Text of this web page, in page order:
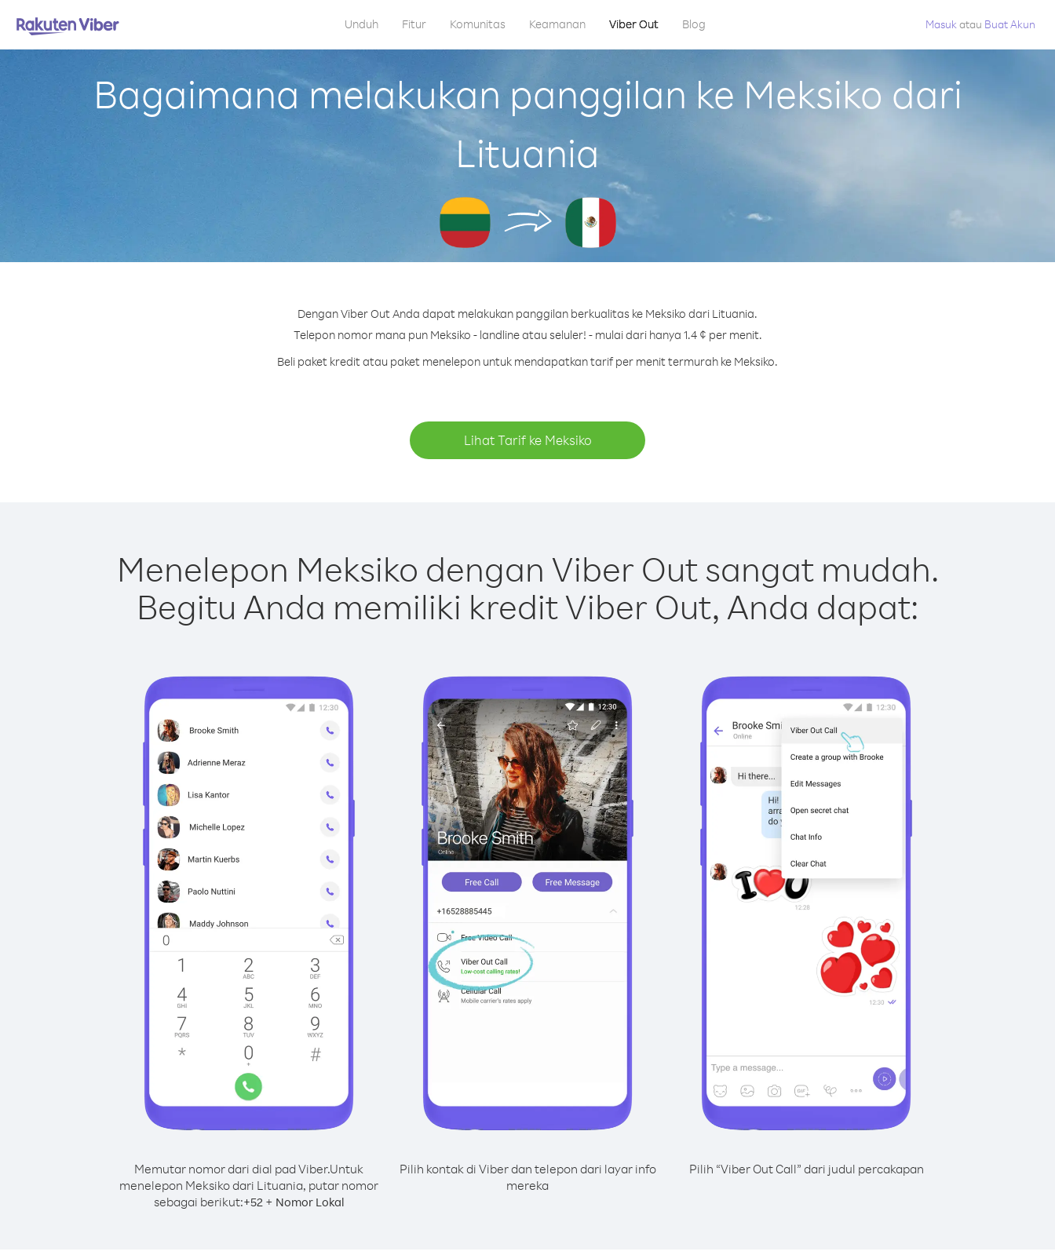
Unduh Fitur Komunitas Keamanan Viber Out Blog Masuk atau Buat Akun
Bagaimana melakukan panggilan ke Meksiko dari
Lituania
Dengan Viber Out Anda dapat melakukan panggilan berkualitas ke Meksiko dari Lituania.
Telepon nomor mana pun Meksiko - landline atau seluler! - mulai dari hanya 1.4 ¢ per menit.
Beli paket kredit atau paket menelepon untuk mendapatkan tarif per menit termurah ke Meksiko.
Lihat Tarif ke Meksiko
Menelepon Meksiko dengan Viber Out sangat mudah.
Begitu Anda memiliki kredit Viber Out, Anda dapat:
Memutar nomor dari dial pad Viber.Untuk
menelepon Meksiko dari Lituania, putar nomor
sebagai berikut:+52+ Nomor Lokal
Pilih kontak di Viber dan telepon dari layar info
mereka
Pilih “Viber Out Call” dari judul percakapan